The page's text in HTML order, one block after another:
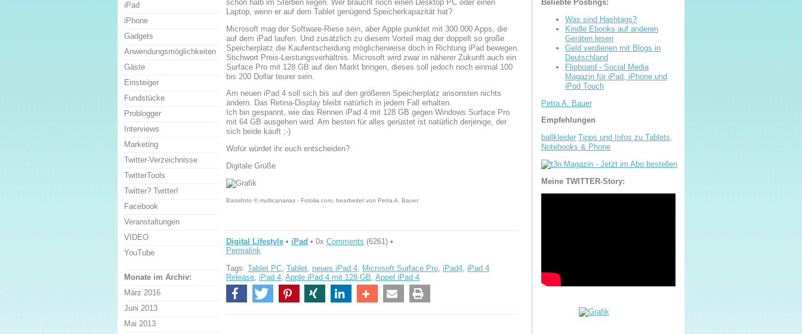
schon halb im Sterben liegen. Wer braucht noch einen Desktop PC oder einen
Laptop, wenn er auf dem Tablet genügend Speicherkapazität hat?
Microsoft mag der Software-Riese sein, aber Apple punktet mit 300.000 Apps, die
auf dem iPad laufen. Und zusätzlich zu diesem Vorteil mag der doppelt so große
Speicherplatz die Kaufentscheidung möglicherweise doch in Richtung iPad bewegen.
Stichwort Preis-Leistungsverhältnis. Microsoft wird zwar in näherer Zukunft auch ein
Surface Pro mit 128 GB auf den Markt bringen, dieses soll jedoch noch einmal 100
bis 200 Dollar teurer sein.
Am neuen iPad 4 soll sich bis auf den größeren Speicherplatz ansonsten nichts
ändern. Das Retina-Display bleibt natürlich in jedem Fall erhalten.
Ich bin gespannt, wie das Rennen iPad 4 mit 128 GB gegen Windows Surface Pro
mit 64 GB ausgehen wird. Am besten für alles gerüstet ist natürlich derjenige, der
sich beide kauft ;-)
Wofür würdet ihr euch entscheiden?
Digitale Grüße
Basisfoto © multicanarias - Fotolia.com, bearbeitet von Petra A. Bauer
Digital Lifestyle • iPad • 0x Comments (6261) •
Permalink
Tags: Tablet PC, Tablet, neues iPad 4, Microsoft Surface Pro, iPad4, iPad 4
Release, iPad 4, Apple iPad 4 mit 128 GB, Appel iPad 4
Beliebte Postings:
Was sind Hashtags?
Kindle Ebooks auf anderen
Geräten lesen
Geld verdienen mit Blogs in
Deutschland
Flipboard - Social Media
Magazin für iPad, iPhone und
iPod Touch
Petra A. Bauer
Empfehlungen
ballkleider Tipps und Infos zu Tablets,
Notebooks & Phone
Meine TWITTER-Story:
iPad
iPhone
Gadgets
Anwendungsmöglichkeiten
Gäste
Einsteiger
Fundstücke
Problogger
Interviews
Marketing
Twitter-Verzeichnisse
TwitterTools
Twitter? Twitter!
Facebook
Veranstaltungen
VIDEO
YouTube
Monate im Archiv:
März 2016
Juni 2013
Mai 2013